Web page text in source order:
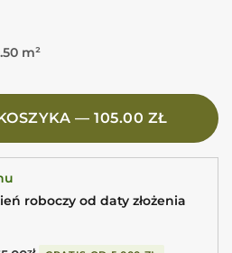
DECOR 6X24,6 Płytki beżowe z
m²
— 105.00 ZŁ
roboczy od daty złożenia